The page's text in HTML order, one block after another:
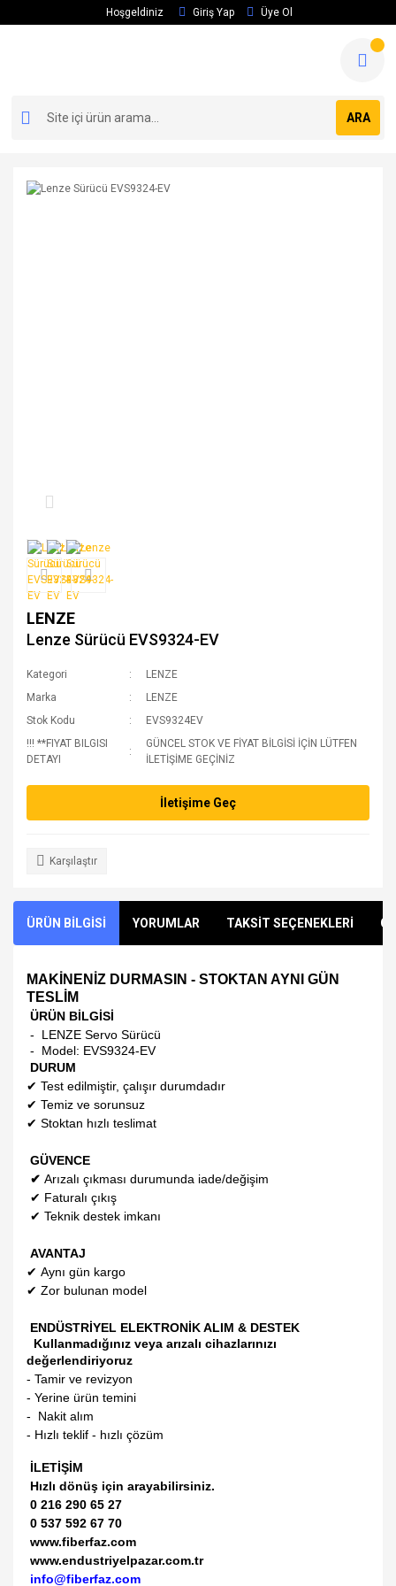
Hoşgeldiniz Giriş Yap Üye Ol
ARA
LENZE
Lenze Sürücü EVS9324-EV
Kategori
LENZE
Marka
LENZE
Stok Kodu
EVS9324EV
!!! **FIYAT BILGISI
DETAYI
GÜNCEL STOK VE FİYAT BİLGİSİ İÇİN LÜTFEN
İLETİŞİME GEÇİNİZ
İletişime Geç
Karşılaştır
ÜRÜN BİLGİSİ YORUMLAR TAKSİT SEÇENEKLERİ
MAKİNENİZ DURMASIN - STOKTAN AYNI GÜN
TESLİM
ÜRÜN BİLGİSİ
- LENZE Servo Sürücü
- Model: EVS9324-EV
DURUM
✔ Test edilmiştir, çalışır durumdadır
✔ Temiz ve sorunsuz
✔ Stoktan hızlı teslimat
GÜVENCE
✔ Arızalı çıkması durumunda iade/değişim
✔ Faturalı çıkış
✔ Teknik destek imkanı
AVANTAJ
✔ Aynı gün kargo
✔ Zor bulunan model
ENDÜSTRİYEL ELEKTRONİK ALIM & DESTEK
Kullanmadığınız veya arızalı cihazlarınızı
değerlendiriyoruz
- Tamir ve revizyon
- Yerine ürün temini
- Nakit alım
- Hızlı teklif - hızlı çözüm
İLETİŞİM
Hızlı dönüş için arayabilirsiniz.
0 216 290 65 27
0 537 592 67 70
www.fiberfaz.com
www.endustriyelpazar.com.tr
info@fiberfaz.com